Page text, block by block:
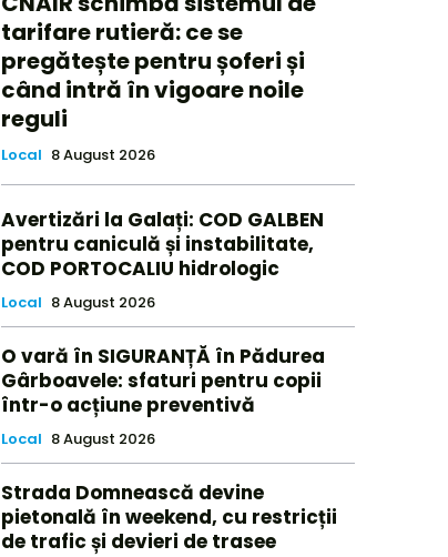
tarifare rutieră: ce se
pregătește pentru șoferi și
când intră în vigoare noile
reguli
Local 8 August 2026
Avertizări la Galați: COD GALBEN
pentru caniculă și instabilitate,
COD PORTOCALIU hidrologic
Local 8 August 2026
O vară în SIGURANȚĂ în Pădurea
Gârboavele: sfaturi pentru copii
într-o acțiune preventivă
Local 8 August 2026
Strada Domnească devine
pietonală în weekend, cu restricții
de trafic și devieri de trasee